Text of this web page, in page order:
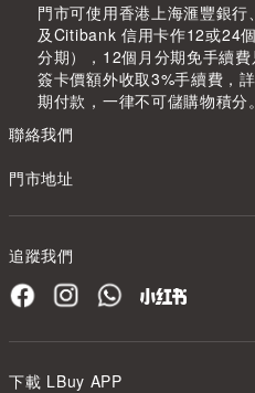
門市可使用香港上海滙豐銀
及Citibank 信用卡作12或24
分期），12個月分期免手續
簽卡價額外收取3%手續費，
期付款，一律不可儲購物積分。
聯絡我們
門市地址
追蹤我們
下載 LBuy APP